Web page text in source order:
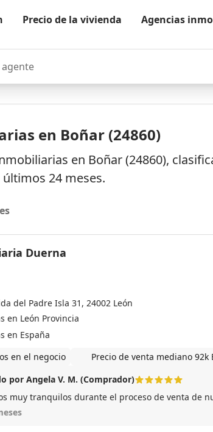
Precio de la vivienda Agencias
en Boñar (24860)
en Boñar (24860),
24 meses.
Duerna
del Padre Isla 31, 24002 León
en León Provincia
en España
en el negocio
Precio de venta mediano 92k
por Angela V. M. (Comprador)
muy tranquilos durante el proceso de venta de